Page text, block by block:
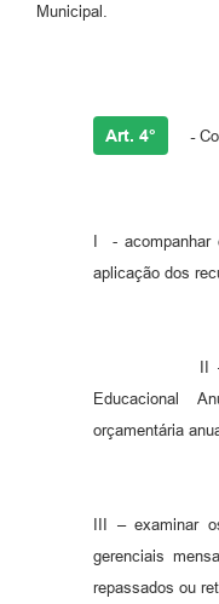
Municipal.
Art. 4° -
I - acompanhar
aplicação dos
II –
Educacional
orçamentária
III – examinar
gerenciais
repassados ou